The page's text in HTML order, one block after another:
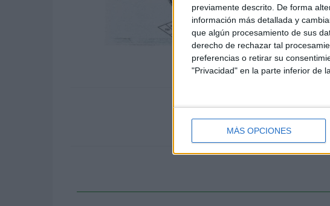
previamente descrito. De forma
información más detallada y
que algún procesamiento de sus
derecho de rechazar tal
preferencias o retirar su
"Privacidad" en la parte inferior de
MÁS OPCIONES
Anterior
Prevención de incendios